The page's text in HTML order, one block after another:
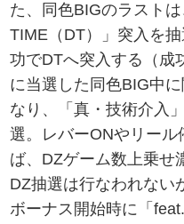
た、同色BIGのラスト
TIME（DT）」突入を
功でDTへ突入する（成
に当選した同色BIG中
なり、「真・技術介入
選。レバーONやリール
ば、DZゲーム数上乗せ
DZ抽選は行なわれない
ボーナス開始時に「